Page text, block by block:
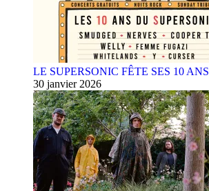
LE SUPERSONIC FÊTE SES 10 ANS
30 janvier 2026